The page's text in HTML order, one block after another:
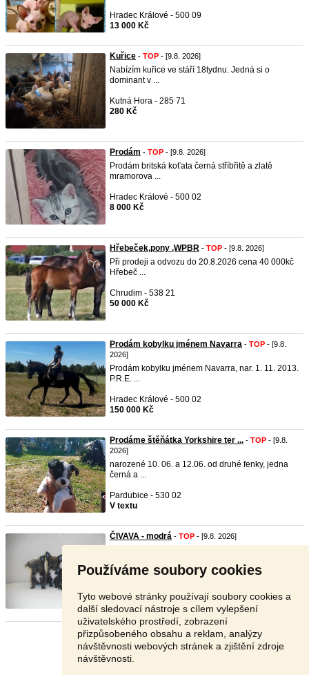
Používáme soubory cookies
Tyto webové stránky používají soubory cookies a
další sledovací nástroje s cílem vylepšení
uživatelského prostředí, zobrazení
přizpůsobeného obsahu a reklam, analýzy
návštěvnosti webových stránek a zjištění zdroje
návštěvnosti.
Hradec Králové - 500 09
13 000 Kč
Kuřice - TOP - [9.8. 2026]
Nabízím kuřice ve stáří 18tydnu. Jedná si o
dominant v ...
Kutná Hora - 285 71
280 Kč
Prodám - TOP - [9.8. 2026]
Prodám britská koťata černá stříbřitě a zlatě
mramorova ...
Hradec Králové - 500 02
8 000 Kč
Hřebeček,pony ,WPBR - TOP - [9.8. 2026]
Při prodeji a odvozu do 20.8.2026 cena 40 000kč
Hřebeč ...
Chrudim - 538 21
50 000 Kč
Prodám kobylku jménem Navarra - TOP - [9.8.
2026]
Prodám kobylku jménem Navarra, nar. 1. 11. 2013.
P.R.E. ...
Hradec Králové - 500 02
150 000 Kč
Prodáme štěňátka Yorkshire ter ... - TOP - [9.8.
2026]
narozené 10. 06. a 12.06. od druhé fenky, jedna
černá a ...
Pardubice - 530 02
V textu
ČIVAVA - modrá - TOP - [9.8. 2026]
14 000 Kč
Stránka: 1 2 3 Další